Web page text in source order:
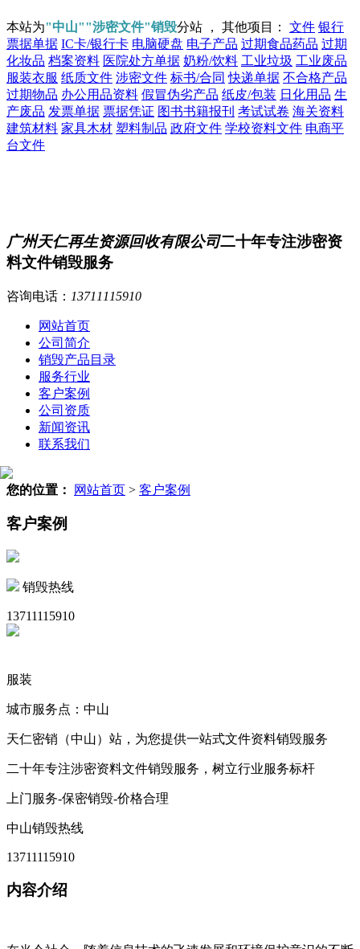
本站为"中山""涉密文件"销毁分站 ， 其他项目： 文件 银行
票据单据 IC卡/银行卡 电脑硬盘 电子产品 过期食品药品 过期
化妆品 档案资料 医院处方单据 奶粉/饮料 工业垃圾 工业废品
服装衣服 纸质文件 涉密文件 标书/合同 快递单据 不合格产品
过期物品 办公用品资料 假冒伪劣产品 纸皮/包装 日化用品 生
产废品 发票单据 票据凭证 图书书籍报刊 考试试卷 海关资料
建筑材料 家具木材 塑料制品 政府文件 学校资料文件 电商平
台文件
广州天仁再生资源回收有限公司二十年专注涉密资
料文件销毁服务
咨询电话： 13711115910
网站首页
公司简介
销毁产品目录
服务行业
客户案例
公司资质
新闻资讯
联系我们
您的位置： 网站首页 > 客户案例
客户案例
销毁热线
13711115910
服装
城市服务点：中山
天仁密销（中山）站，为您提供一站式文件资料销毁服务
二十年专注涉密资料文件销毁服务，树立行业服务标杆
上门服务-保密销毁-价格合理
中山销毁热线
13711115910
内容介绍